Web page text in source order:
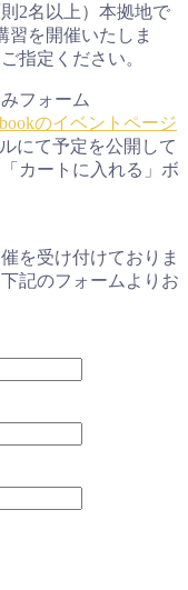
2名以上）本拠地で
習を開催いたしま
指定ください。
フォーム
のイベントページ
にて予定を公開して
カートに入れる」ボ
を受け付けておりま
記のフォームよりお